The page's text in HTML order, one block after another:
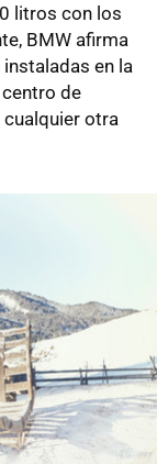
litros con los
BMW afirma
en la
de
otra